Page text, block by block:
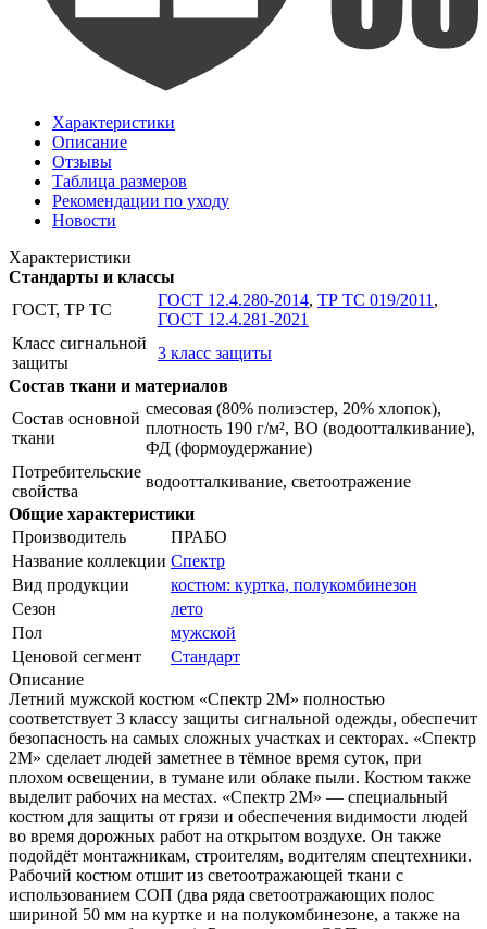
Характеристики
Описание
Отзывы
Таблица размеров
Рекомендации по уходу
Новости
Характеристики
Стандарты и классы
ГОСТ, ТР ТС
ГОСТ 12.4.280-2014, ТР ТС 019/2011 ,
ГОСТ 12.4.281-2021
Класс сигнальной
защиты
3 класс защиты
Состав ткани и материалов
Состав основной
ткани
смесовая (80% полиэстер, 20% хлопок),
плотность 190 г/м², ВО (водоотталкивание),
ФД (формоудержание)
Потребительские
свойства
водоотталкивание, светоотражение
Общие характеристики
Производитель
ПРАБО
Название коллекции Спектр
Вид продукции
костюм: куртка, полукомбинезон
Сезон
лето
Пол
мужской
Ценовой сегмент
Стандарт
Описание
Летний мужской костюм «Спектр 2М» полностью
соответствует 3 классу защиты сигнальной одежды, обеспечит
безопасность на самых сложных участках и секторах. «Спектр
2М» сделает людей заметнее в тёмное время суток, при
плохом освещении, в тумане или облаке пыли. Костюм также
выделит рабочих на местах. «Спектр 2М» — специальный
костюм для защиты от грязи и обеспечения видимости людей
во время дорожных работ на открытом воздухе. Он также
подойдёт монтажникам, строителям, водителям спецтехники.
Рабочий костюм отшит из светоотражающей ткани с
использованием СОП (два ряда светоотражающих полос
шириной 50 мм на куртке и на полукомбинезоне, а также на